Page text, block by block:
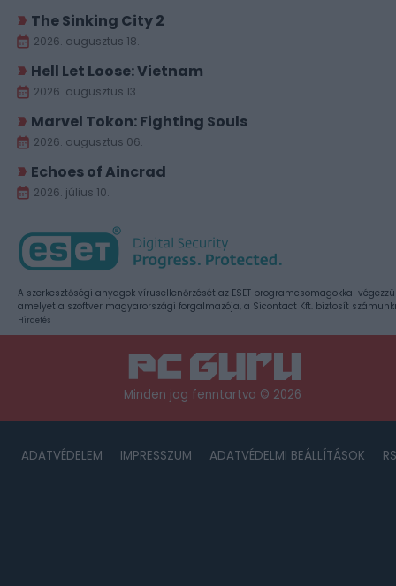
The Sinking City 2
2026. augusztus 18.
Hell Let Loose: Vietnam
2026. augusztus 13.
Marvel Tokon: Fighting Souls
2026. augusztus 06.
Echoes of Aincrad
2026. július 10.
A szerkesztőségi anyagok vírusellenőrzését az ESET programcsomagokkal
amelyet a szoftver magyarországi forgalmazója, a Sicontact Kft. biztosít
Hirdetés
Minden jog fenntartva © 2026
ADATVÉDELEM IMPRESSZUM ADATVÉDELMI BEÁLLÍTÁSOK